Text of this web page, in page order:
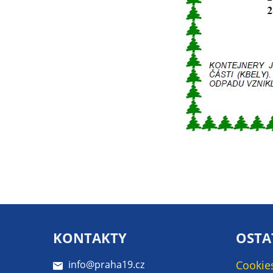
KONTAKTY
info@praha19.cz